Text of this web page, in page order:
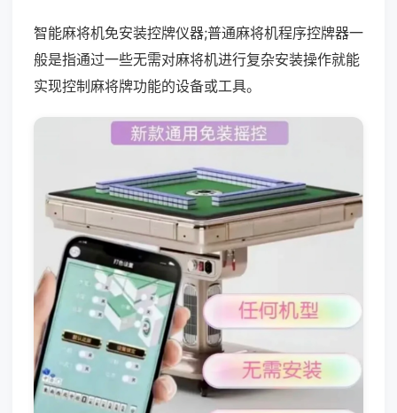
智能麻将机免安装控牌仪器;普通麻将机程序控牌器一
般是指通过一些无需对麻将机进行复杂安装操作就能
实现控制麻将牌功能的设备或工具。